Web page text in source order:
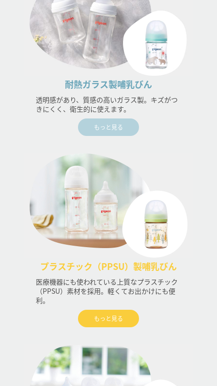
耐熱ガラス製哺乳びん
透明感があり、質感の高いガラス製。キズがつ
きにくく、衛生的に使えます。
もっと見る
プラスチック（PPSU）製哺乳びん
医療機器にも使われている上質なプラスチック
（PPSU）素材を採用。軽くてお出かけにも便
利。
もっと見る